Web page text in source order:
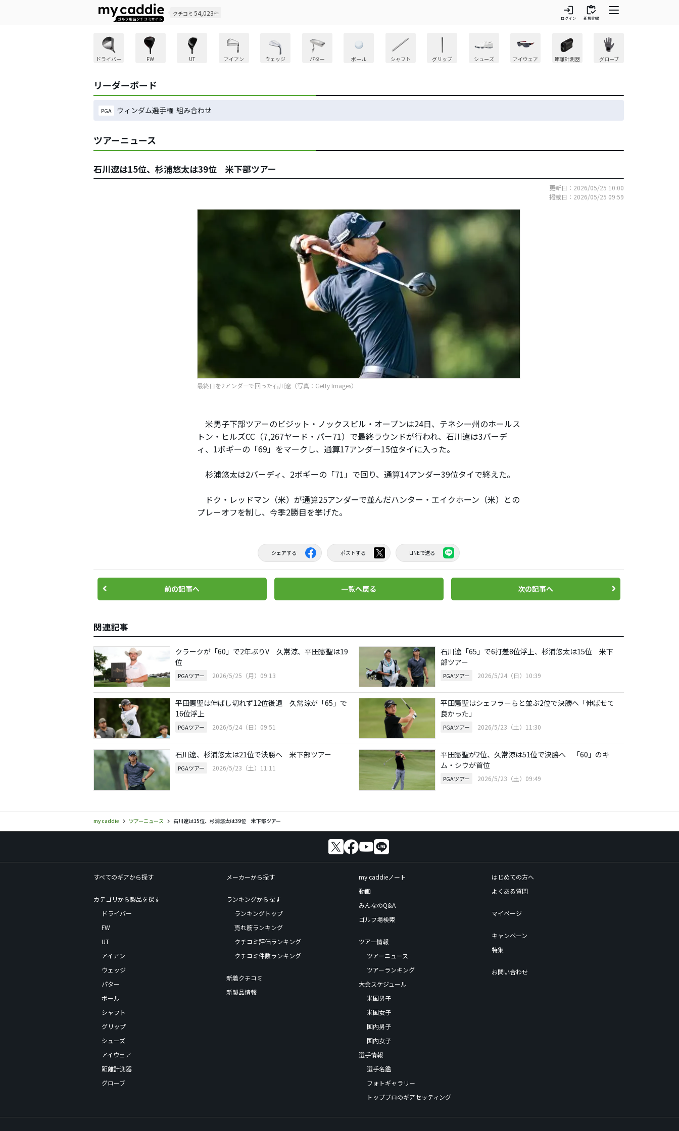
クチコミ 54,023件 login
ログイン
inventory
新規登録
ドライバー FW UT アイアン ウェッジ パター ボール シャフト グリップ シューズ アイウェア 距離計測器 グローブ
リーダーボード
PGA ウィンダム選手権 組み合わせ
ツアーニュース
石川遼は15位、杉浦悠太は39位 米下部ツアー
更新日：2026/05/25 10:00
掲載日：2026/05/25 09:59
最終日を2アンダーで回った石川遼（写真：Getty Images）
米男子下部ツアーのビジット・ノックスビル・オープンは24日、テネシー州のホールス
トン・ヒルズCC（7,267ヤード・パー71）で最終ラウンドが行われ、石川遼は3バーデ
ィ、1ボギーの「69」をマークし、通算17アンダー15位タイに入った。
杉浦悠太は2バーディ、2ボギーの「71」で回り、通算14アンダー39位タイで終えた。
ドク・レッドマン（米）が通算25アンダーで並んだハンター・エイクホーン（米）との
プレーオフを制し、今季2勝目を挙げた。
シェアする ポストする LINEで送る
前の記事へ 一覧へ戻る 次の記事へ
関連記事
クラークが「60」で2年ぶりV 久常涼、平田憲聖は19
位
PGAツアー 2026/5/25（月）09:13
石川遼「65」で6打差8位浮上、杉浦悠太は15位 米下
部ツアー
PGAツアー 2026/5/24（日）10:39
平田憲聖は伸ばし切れず12位後退 久常涼が「65」で
16位浮上
PGAツアー 2026/5/24（日）09:51
平田憲聖はシェフラーらと並ぶ2位で決勝へ「伸ばせて
良かった」
PGAツアー 2026/5/23（土）11:30
石川遼、杉浦悠太は21位で決勝へ 米下部ツアー
PGAツアー 2026/5/23（土）11:11
平田憲聖が2位、久常涼は51位で決勝へ 「60」のキ
ム・シウが首位
PGAツアー 2026/5/23（土）09:49
my caddie ツアーニュース 石川遼は15位、杉浦悠太は39位 米下部ツアー
すべてのギアから探す
カテゴリから製品を探す
ドライバー
FW
UT
アイアン
ウェッジ
パター
ボール
シャフト
グリップ
シューズ
アイウェア
距離計測器
グローブ
メーカーから探す
ランキングから探す
ランキングトップ
売れ筋ランキング
クチコミ評価ランキング
クチコミ件数ランキング
新着クチコミ
新製品情報
my caddieノート
動画
みんなのQ&A
ゴルフ場検索
ツアー情報
ツアーニュース
ツアーランキング
大会スケジュール
米国男子
米国女子
国内男子
国内女子
選手情報
選手名鑑
フォトギャラリー
トッププロのギアセッティング
はじめての方へ
よくある質問
マイページ
キャンペーン
特集
お問い合わせ